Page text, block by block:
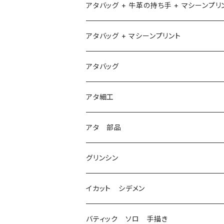
アタバッグ + 牛革の持ち手 + マシーンプリ
アタバッグ + マシーンプリント
1
2
3
アタバッグ
アタ細工
アタ 部品
グリンシン
イカット シデメン
バティック ソロ 手描き